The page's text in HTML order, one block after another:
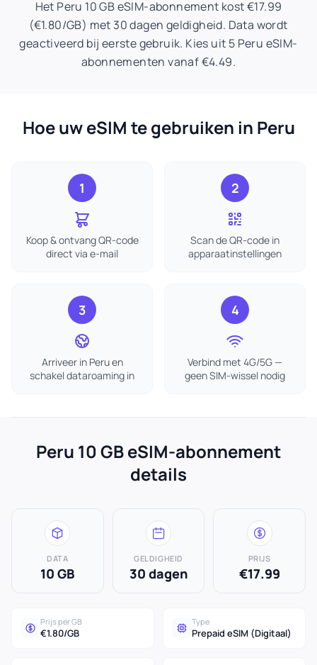
Het Peru 10 GB eSIM-abonnement kost €17.99
(€1.80/GB) met 30 dagen geldigheid. Data wordt
geactiveerd bij eerste gebruik. Kies uit 5 Peru eSIM-
abonnementen vanaf €4.49.
Hoe uw eSIM te gebruiken in Peru
1
Koop & ontvang QR-code
direct via e-mail
2
Scan de QR-code in
apparaatinstellingen
3
Arriveer in Peru en
schakel dataroaming in
4
Verbind met 4G/5G —
geen SIM-wissel nodig
Peru 10 GB eSIM-abonnement
details
DATA
10 GB
GELDIGHEID
30 dagen
PRIJS
€17.99
Prijs per GB
€1.80/GB
Type
Prepaid eSIM (Digitaal)